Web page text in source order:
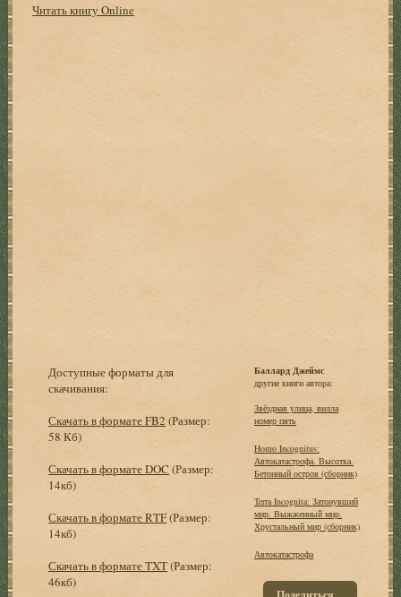
Читать книгу Online
Доступные форматы для
скачивания:
Скачать в формате FB2 (Размер:
58 Кб)
Скачать в формате DOC (Размер:
14кб)
Скачать в формате RTF(Размер:
14кб)
Скачать в формате TXT(Размер:
46кб)
Баллард Джеймс
другие книги автора:
Звёздная улица, вилла
номер пять
Homo Incognitus:
Автокатастрофа. Высотка.
Бетонный остров (сборник)
Terra Incognita: Затонувший
мир. Выжженный мир.
Хрустальный мир (сборник)
Автокатастрофа